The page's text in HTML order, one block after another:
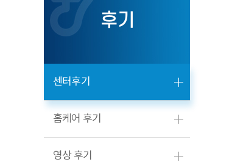
후기
센터후기
홈케어 후기
영상 후기